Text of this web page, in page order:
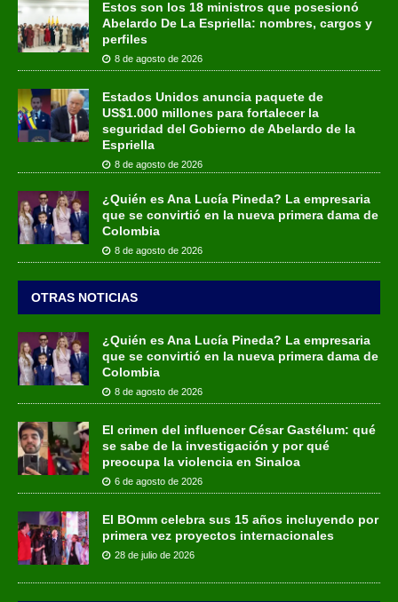
Estos son los 18 ministros que posesionó
Abelardo De La Espriella: nombres, cargos y
perfiles
8 de agosto de 2026
Estados Unidos anuncia paquete de
US$1.000 millones para fortalecer la
seguridad del Gobierno de Abelardo de la
Espriella
8 de agosto de 2026
¿Quién es Ana Lucía Pineda? La empresaria
que se convirtió en la nueva primera dama de
Colombia
8 de agosto de 2026
OTRAS NOTICIAS
¿Quién es Ana Lucía Pineda? La empresaria
que se convirtió en la nueva primera dama de
Colombia
8 de agosto de 2026
El crimen del influencer César Gastélum: qué
se sabe de la investigación y por qué
preocupa la violencia en Sinaloa
6 de agosto de 2026
El BOmm celebra sus 15 años incluyendo por
primera vez proyectos internacionales
28 de julio de 2026